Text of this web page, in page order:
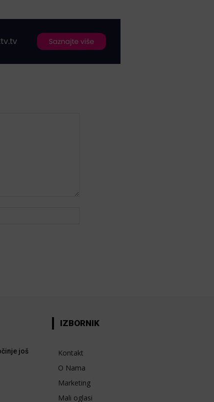
još
IZBORNIK
Kontakt
O Nama
Marketing
Mali oglasi